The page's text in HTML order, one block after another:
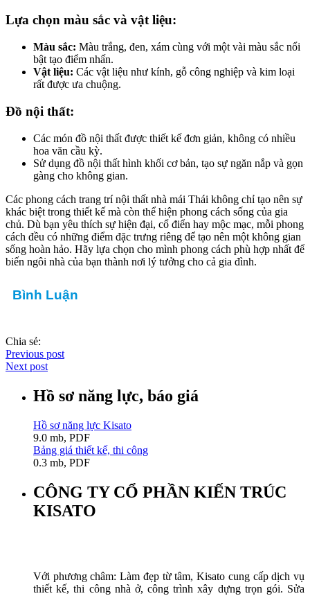
Lựa chọn màu sắc và vật liệu:
Màu sắc: Màu trắng, đen, xám cùng với một vài màu sắc nổi
bật tạo điểm nhấn.
Vật liệu: Các vật liệu như kính, gỗ công nghiệp và kim loại
rất được ưa chuộng.
Đồ nội thất:
Các món đồ nội thất được thiết kế đơn giản, không có nhiều
hoa văn cầu kỳ.
Sử dụng đồ nội thất hình khối cơ bản, tạo sự ngăn nắp và gọn
gàng cho không gian.
Các phong cách trang trí nội thất nhà mái Thái không chỉ tạo nên sự
khác biệt trong thiết kế mà còn thể hiện phong cách sống của gia
chủ. Dù bạn yêu thích sự hiện đại, cổ điển hay mộc mạc, mỗi phong
cách đều có những điểm đặc trưng riêng để tạo nên một không gian
sống hoàn hảo. Hãy lựa chọn cho mình phong cách phù hợp nhất để
biến ngôi nhà của bạn thành nơi lý tưởng cho cả gia đình.
Bình Luận
Chia sẻ:
Previous post
Next post
Hồ sơ năng lực, báo giá
Hồ sơ năng lực Kisato
9.0 mb, PDF
Bảng giá thiết kế, thi công
0.3 mb, PDF
CÔNG TY CỔ PHẦN KIẾN TRÚC
KISATO
Với phương châm: Làm đẹp từ tâm, Kisato cung cấp dịch vụ
thiết kế, thi công nhà ở, công trình xây dựng trọn gói. Sửa